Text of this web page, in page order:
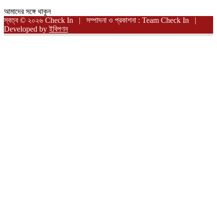
আমাদের সঙ্গে থাকুন
স্বত্ব © ২০২৬ Check In | সম্পাদনা ও প্রকাশনা : Team Check In |
Developed byইবিপণন